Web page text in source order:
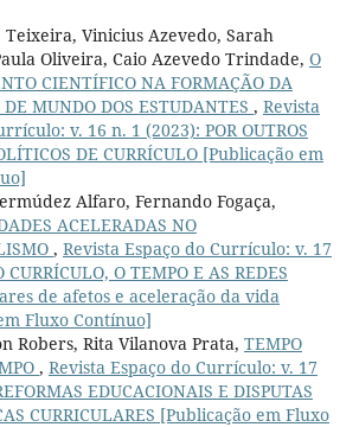
Vinicius Azevedo, Sarah
Oliveira, Caio Azevedo Trindade, O
CIENTÍFICO NA FORMAÇÃO DA
DE MUNDO DOS ESTUDANTES , Revista
v. 16 n. 1 (2023): POR OUTROS
DE CURRÍCULO [Publicação em
Alfaro, Fernando Fogaça,
ACELERADAS NO
, Revista Espaço do Currículo: v. 17
O TEMPO E AS REDES
de afetos e aceleração da vida
Fluxo Contínuo]
Robers, Rita Vilanova Prata, TEMPO
, Revista Espaço do Currículo: v. 17
EDUCACIONAIS E DISPUTAS
CURRICULARES [Publicação em Fluxo